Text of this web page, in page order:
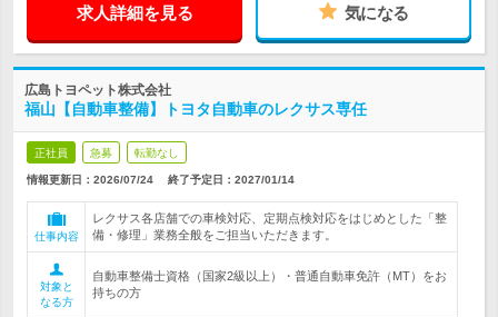
求人詳細を見る 気になる
広島トヨペット株式会社
福山【自動車整備】トヨタ自動車のレクサス専任
正社員 急募 転勤なし
情報更新日：2026/07/24 終了予定日： 2027/01/14
仕事内容
レクサス各店舗での車検対応、定期点検対応をはじめとした「整
備・修理」業務全般をご担当いただきます。
対象と
なる方
自動車整備士資格（国家2級以上）・普通自動車免許（MT）をお
持ちの方